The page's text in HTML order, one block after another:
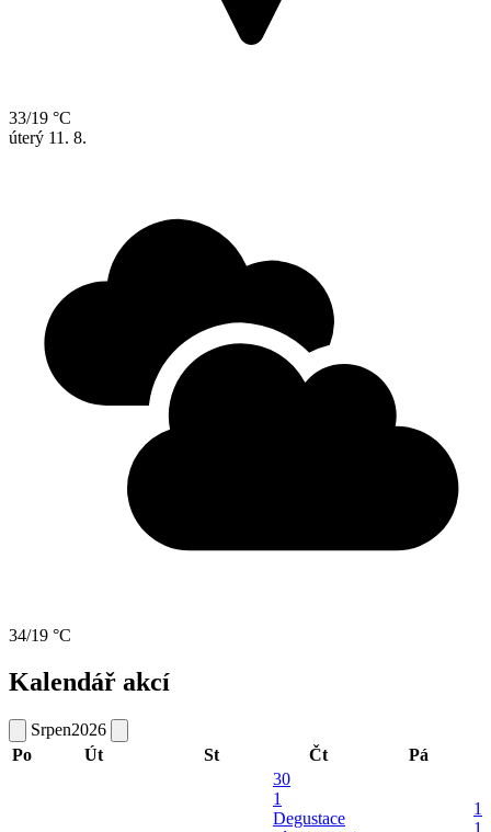
33/19 °C
úterý 11. 8.
34/19 °C
Kalendář akcí
Srpen2026
Po
Út St Čt Pá
30
1
Degustace
1